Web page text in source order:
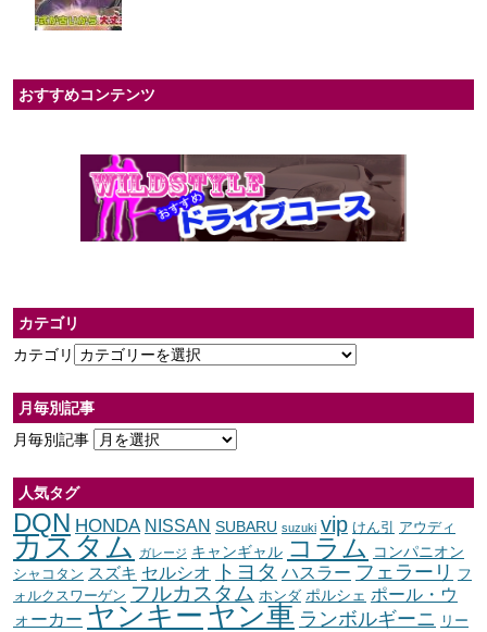
おすすめコンテンツ
カテゴリ
カテゴリ
月毎別記事
月毎別記事
人気タグ
DQN HONDA NISSAN SUBARU suzuki vip けん引 アウディ
カスタム ガレージ キャンギャル コラム コンパニオン
シャコタン スズキ セルシオ トヨタ ハスラー フェラーリ
フ
ォルクスワーゲン フルカスタム ホンダ ポルシェ ポール・ウ
ォーカー ヤンキー ヤン車 ランボルギーニ リー